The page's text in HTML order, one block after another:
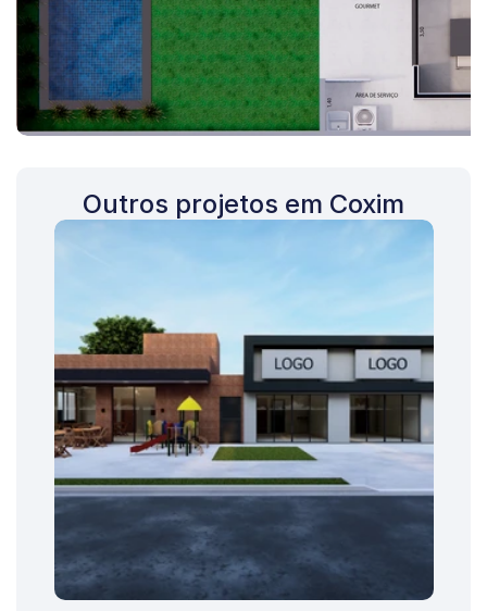
Outros projetos em Coxim